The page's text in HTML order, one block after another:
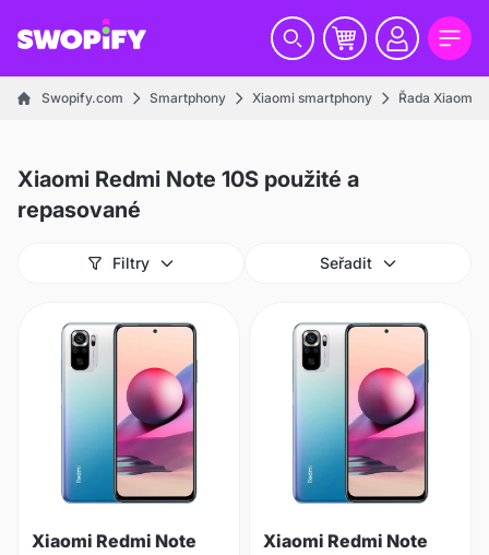
Swopify.com Smartphony Xiaomi smartphony Řada Xiaomi
Xiaomi Redmi Note 10S použité a
repasované
Filtry Seřadit
Xiaomi Redmi Note
Xiaomi Redmi Note